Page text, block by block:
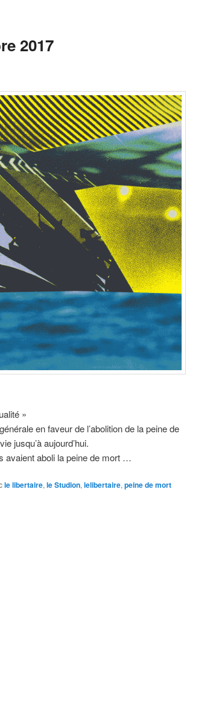
2017
»
en faveur de l’abolition de la peine de
jusqu’à aujourd’hui.
avaient aboli la peine de mort …
le libertaire, le Studion, lelibertaire, peine de mort